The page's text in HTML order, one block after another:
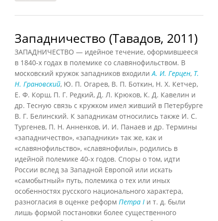
Западничество (Тавадов, 2011)
ЗАПАДНИЧЕСТВО — идейное течение, оформившееся
в 1840-х годах в полемике со славянофильством. В
московский кружок западников входили А. И. Герцен, Т.
Н. Грановский, Ю. П. Огарев, В. П. Боткин, Н. X. Кетчер,
Е. Ф. Корш, П. Г. Редкий, Д. Л. Крюков, К. Д. Кавелин и
др. Тесную связь с кружком имел живший в Петербурге
В. Г. Белинский. К западникам относились также И. С.
Тургенев, П. Н. Анненков, И. И. Панаев и др. Термины
«западничество», «западники» так же, как и
«славянофильство», «славянофилы», родились в
идейной полемике 40-х годов. Споры о том, идти
России вслед за Западной Европой или искать
«самобытный» путь, полемика о тех или иных
особенностях русского национального характера,
разногласия в оценке реформ Петра I и т. д. были
лишь формой постановки более существенного